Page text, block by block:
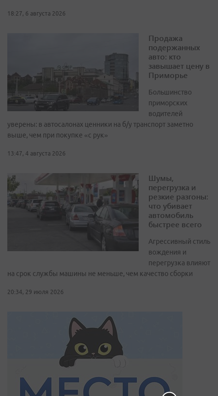
18:27, 6 августа 2026
Продажа
подержанных
авто: кто
завышает цену в
Приморье
Большинство
приморских
водителей
уверены: в автосалонах ценники на б/у транспорт заметно
выше, чем при покупке «с рук»
13:47, 4 августа 2026
Шумы,
перегрузка и
резкие разгоны:
что убивает
автомобиль
быстрее всего
Агрессивный стиль
вождения и
перегрузка влияют
на срок службы машины не меньше, чем качество сборки
20:34, 29 июля 2026